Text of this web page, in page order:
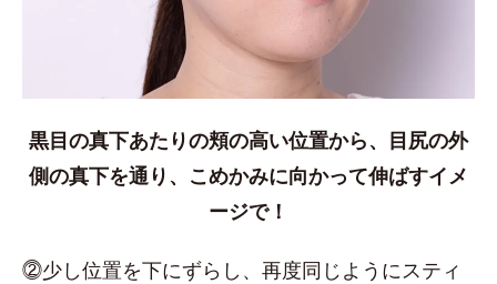
黒目の真下あたりの頬の高い位置から、目尻の外
側の真下を通り、こめかみに向かって伸ばすイメ
ージで！
⓶少し位置を下にずらし、再度同じようにスティ